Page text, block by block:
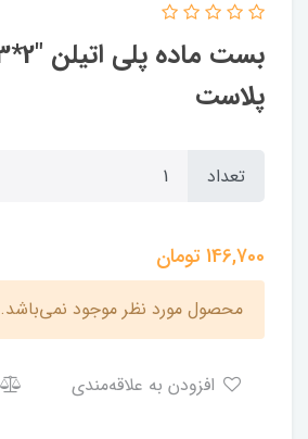
پلاست
تعداد
146,700تومان
محصول مورد نظر موجود نمی‌باشد.